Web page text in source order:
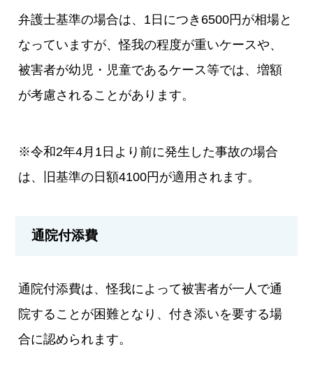
弁護士基準の場合は、1日につき6500円が相場と
なっていますが、怪我の程度が重いケースや、
被害者が幼児・児童であるケース等では、増額
が考慮されることがあります。
※令和2年4月1日より前に発生した事故の場合
は、旧基準の日額4100円が適用されます。
通院付添費
通院付添費は、怪我によって被害者が一人で通
院することが困難となり、付き添いを要する場
合に認められます。